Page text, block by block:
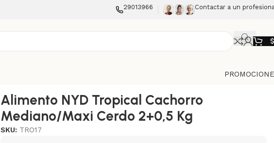
29013966 Contactar a un
$
Alimento NYD Tropical Cachorro
Mediano/Maxi Cerdo 2+0,5 Kg
SKU: TRO17